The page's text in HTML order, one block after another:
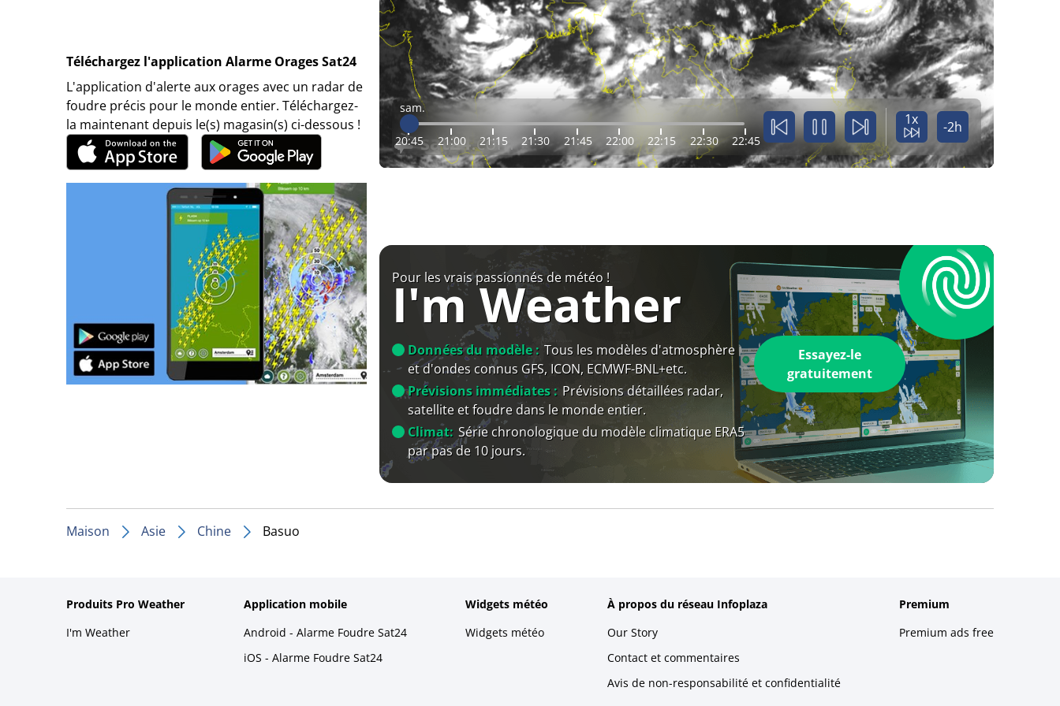
Téléchargez l'application Alarme Orages Sat24
L'application d'alerte aux orages avec un radar de
foudre précis pour le monde entier. Téléchargez-
la maintenant depuis le(s) magasin(s) ci-dessous !
sam.
20:45 21:00 21:15 21:30 21:45 22:00 22:15 22:30 22:45
1x -2h
Pour les vrais passionnés de météo !
I'm Weather
Données du modèle : Tous les modèles d'atmosphère
et d'ondes connus GFS, ICON, ECMWF-BNL+etc.
Prévisions immédiates : Prévisions détaillées radar,
satellite et foudre dans le monde entier.
Climat: Série chronologique du modèle climatique ERA5
par pas de 10 jours.
Essayez-le
gratuitement
Maison Asie Chine Basuo
Produits Pro Weather
I'm Weather
Application mobile
Android - Alarme Foudre Sat24
iOS - Alarme Foudre Sat24
Widgets météo
Widgets météo
À propos du réseau Infoplaza
Our Story
Contact et commentaires
Avis de non-responsabilité et confidentialité
Premium
Premium ads free